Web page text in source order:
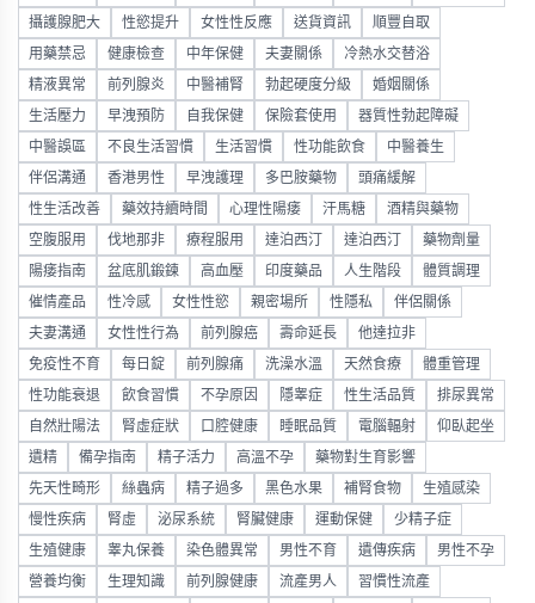
攝護腺肥大 性慾提升 女性性反應 送貨資訊 順豐自取
用藥禁忌 健康檢查 中年保健 夫妻關係 冷熱水交替浴
精液異常 前列腺炎 中醫補腎 勃起硬度分級 婚姻關係
生活壓力 早洩預防 自我保健 保險套使用 器質性勃起障礙
中醫誤區 不良生活習慣 生活習慣 性功能飲食 中醫養生
伴侶溝通 香港男性 早洩護理 多巴胺藥物 頭痛緩解
性生活改善 藥效持續時間 心理性陽痿 汗馬糖 酒精與藥物
空腹服用 伐地那非 療程服用 達泊西汀 達泊西汀 藥物劑量
陽痿指南 盆底肌鍛鍊 高血壓 印度藥品 人生階段 體質調理
催情產品 性冷感 女性性慾 親密場所 性隱私 伴侶關係
夫妻溝通 女性性行為 前列腺癌 壽命延長 他達拉非
免疫性不育 每日錠 前列腺痛 洗澡水溫 天然食療 體重管理
性功能衰退 飲食習慣 不孕原因 隱睾症 性生活品質 排尿異常
自然壯陽法 腎虛症狀 口腔健康 睡眠品質 電腦輻射 仰臥起坐
遺精 備孕指南 精子活力 高溫不孕 藥物對生育影響
先天性畸形 絲蟲病 精子過多 黑色水果 補腎食物 生殖感染
慢性疾病 腎虛 泌尿系統 腎臟健康 運動保健 少精子症
生殖健康 睾丸保養 染色體異常 男性不育 遺傳疾病 男性不孕
營養均衡 生理知識 前列腺健康 流產男人 習慣性流產